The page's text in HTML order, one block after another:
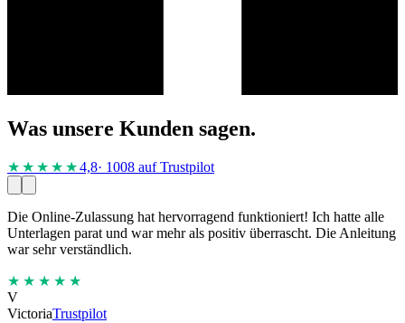
Was unsere Kunden sagen.
★★★★ ★4,8· 1008 auf Trustpilot
Die Online-Zulassung hat hervorragend funktioniert! Ich hatte alle
Unterlagen parat und war mehr als positiv überrascht. Die Anleitung
war sehr verständlich.
★★★★★
V
VictoriaTrustpilot